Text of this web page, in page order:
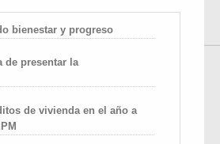
bienestar y progreso
de presentar la
de vivienda en el año a